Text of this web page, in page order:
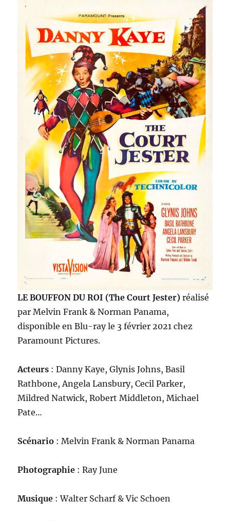
LE BOUFFON DU ROI (The Court Jester) réalisé
par Melvin Frank & Norman Panama,
disponible en Blu-ray le 3 février 2021 chez
Paramount Pictures.
Acteurs : Danny Kaye, Glynis Johns, Basil
Rathbone, Angela Lansbury, Cecil Parker,
Mildred Natwick, Robert Middleton, Michael
Pate…
Scénario : Melvin Frank & Norman Panama
Photographie : Ray June
Musique : Walter Scharf & Vic Schoen